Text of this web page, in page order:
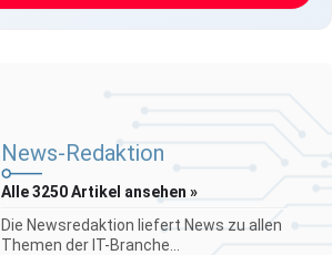
News-Redaktion
Alle 3250 Artikel ansehen »
Die Newsredaktion liefert News zu allen
Themen der IT-Branche...